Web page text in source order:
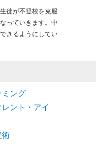
徒が不登校を克服
っていきます。中
きるようにしてい
ミング
ント・アイ
術